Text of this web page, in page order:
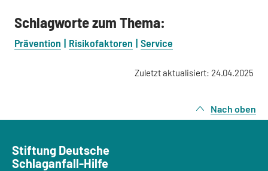
Schlagworte zum Thema:
Prävention Risikofaktoren Service
Zuletzt aktualisiert: 24.04.2025
Nach oben
Stiftung Deutsche
Schlaganfall-Hilfe